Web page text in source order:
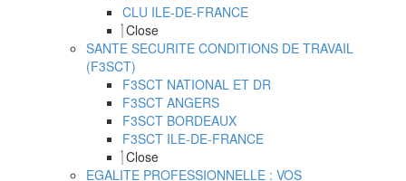
CLU ILE-DE-FRANCE
Close
SANTE SECURITE CONDITIONS DE TRAVAIL
(F3SCT)
F3SCT NATIONAL ET DR
F3SCT ANGERS
F3SCT BORDEAUX
F3SCT ILE-DE-FRANCE
Close
EGALITE PROFESSIONNELLE : VOS